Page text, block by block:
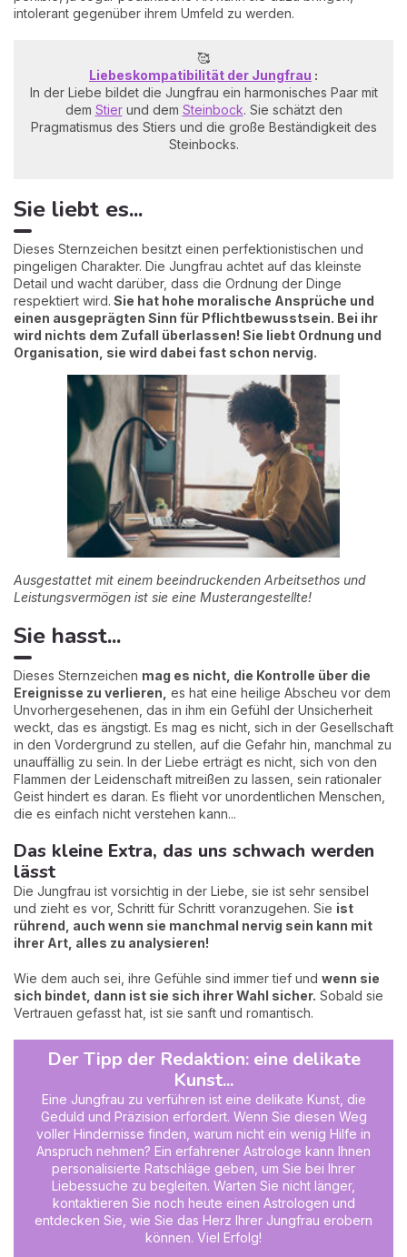
intolerant gegenüber ihrem Umfeld zu werden.
🥰
Liebeskompatibilität der Jungfrau :
In der Liebe bildet die Jungfrau ein harmonisches Paar mit
dem Stierund dem Steinbock. Sie schätzt den
Pragmatismus des Stiers und die große Beständigkeit des
Steinbocks.
Sie liebt es...
Dieses Sternzeichen besitzt einen perfektionistischen und
pingeligen Charakter. Die Jungfrau achtet auf das kleinste
Detail und wacht darüber, dass die Ordnung der Dinge
respektiert wird. Sie hat hohe moralische Ansprüche und
einen ausgeprägten Sinn für Pflichtbewusstsein. Bei ihr
wird nichts dem Zufall überlassen! Sie liebt Ordnung und
Organisation, sie wird dabei fast schon nervig.
Ausgestattet mit einem beeindruckenden Arbeitsethos und
Leistungsvermögen ist sie eine Musterangestellte!
Sie hasst...
Dieses Sternzeichen mag es nicht, die Kontrolle über die
Ereignisse zu verlieren, es hat eine heilige Abscheu vor dem
Unvorhergesehenen, das in ihm ein Gefühl der Unsicherheit
weckt, das es ängstigt. Es mag es nicht, sich in der Gesellschaft
in den Vordergrund zu stellen, auf die Gefahr hin, manchmal zu
unauffällig zu sein. In der Liebe erträgt es nicht, sich von den
Flammen der Leidenschaft mitreißen zu lassen, sein rationaler
Geist hindert es daran. Es flieht vor unordentlichen Menschen,
die es einfach nicht verstehen kann...
Das kleine Extra, das uns schwach werden
lässt
Die Jungfrau ist vorsichtig in der Liebe, sie ist sehr sensibel
und zieht es vor, Schritt für Schritt voranzugehen. Sie ist
rührend, auch wenn sie manchmal nervig sein kann mit
ihrer Art, alles zu analysieren!
Wie dem auch sei, ihre Gefühle sind immer tief und wenn sie
sich bindet, dann ist sie sich ihrer Wahl sicher. Sobald sie
Vertrauen gefasst hat, ist sie sanft und romantisch.
Der Tipp der Redaktion: eine delikate
Kunst...
Eine Jungfrau zu verführen ist eine delikate Kunst, die
Geduld und Präzision erfordert. Wenn Sie diesen Weg
voller Hindernisse finden, warum nicht ein wenig Hilfe in
Anspruch nehmen? Ein erfahrener Astrologe kann Ihnen
personalisierte Ratschläge geben, um Sie bei Ihrer
Liebessuche zu begleiten. Warten Sie nicht länger,
kontaktieren Sie noch heute einen Astrologen und
entdecken Sie, wie Sie das Herz Ihrer Jungfrau erobern
können. Viel Erfolg!